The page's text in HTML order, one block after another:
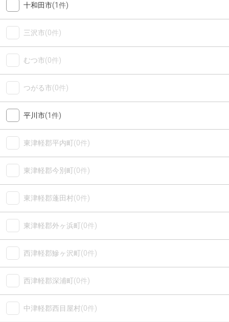
十和田市(1件)
三沢市(0件)
むつ市(0件)
つがる市(0件)
平川市(1件)
東津軽郡平内町(0件)
東津軽郡今別町(0件)
東津軽郡蓬田村(0件)
東津軽郡外ヶ浜町(0件)
西津軽郡鰺ヶ沢町(0件)
西津軽郡深浦町(0件)
中津軽郡西目屋村(0件)